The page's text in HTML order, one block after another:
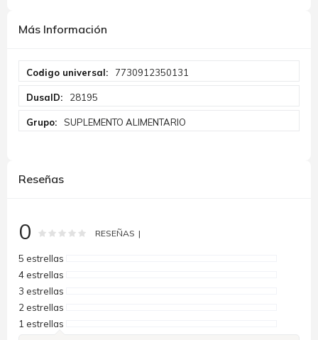
Más Información
Información
7730912350131
28195
SUPLEMENTO ALIMENTARIO
Reseñas
0 Rating: % of100
RESEÑAS
5 estrellas
4 estrellas
3 estrellas
2 estrellas
1 estrellas